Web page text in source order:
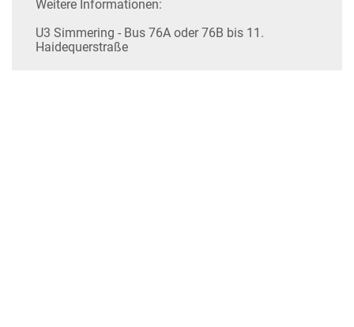
Weitere Informationen:
U3 Simmering - Bus 76A oder 76B bis 11.
Haidequerstraße